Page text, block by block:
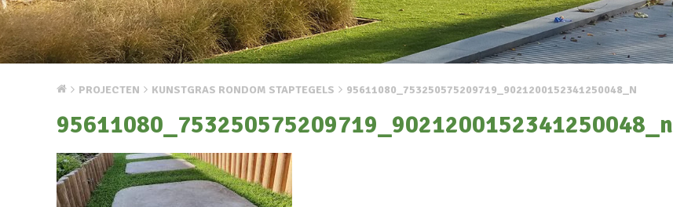
PROJECTEN KUNSTGRAS RONDOM STAPTEGELS 95611080_753250575209719_9021200152341250048_N
95611080_753250575209719_9021200152341250048_n